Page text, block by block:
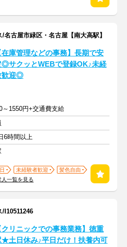
古屋市緑区・名古屋【南大高駅】
在庫管理などの事務】長期で安
◎サクッとWEBで登録OK♪未経
歓迎◎
～1550円+交通費支給
6時間以上
未経験者歓迎
髪色自由
一覧を見る
I10511246
クリニックでの事務業務】徳重
★土日休み♪平日だけ！扶養内可